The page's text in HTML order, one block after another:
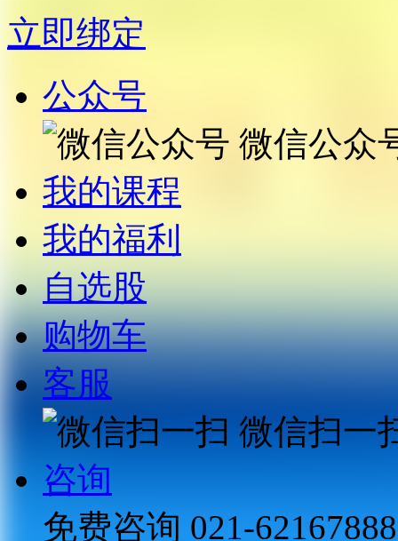
立即绑定
公众号
微信公众
我的课程
我的福利
自选股
购物车
客服
微信扫一
咨询
免费咨询 021-62167888